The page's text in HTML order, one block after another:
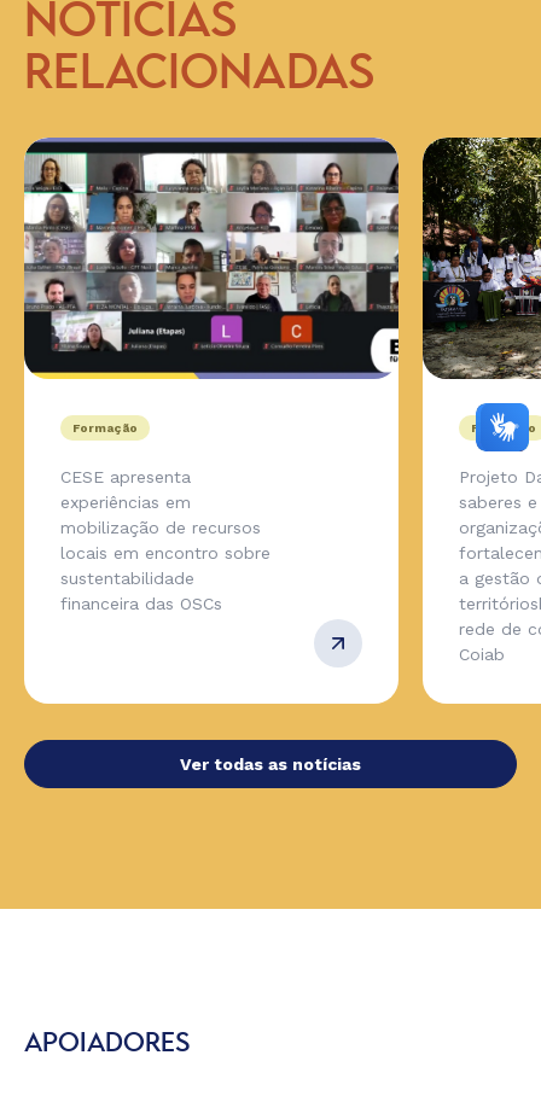
NOTÍCIAS
RELACIONADAS
Formação
CESE apresenta
experiências em
mobilização de recursos
locais em encontro sobre
sustentabilidade
financeira das OSCs
Formação
Projeto
saberes
a gestão
rede de
Coiab
Ver todas as notícias
APOIADORES